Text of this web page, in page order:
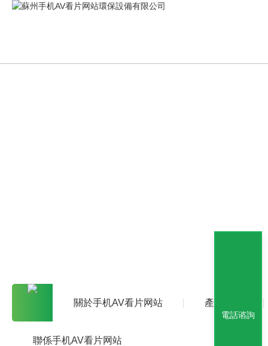
關於手机AV看片网站 產品中心
聯係手机AV看片网站
電話谘詢